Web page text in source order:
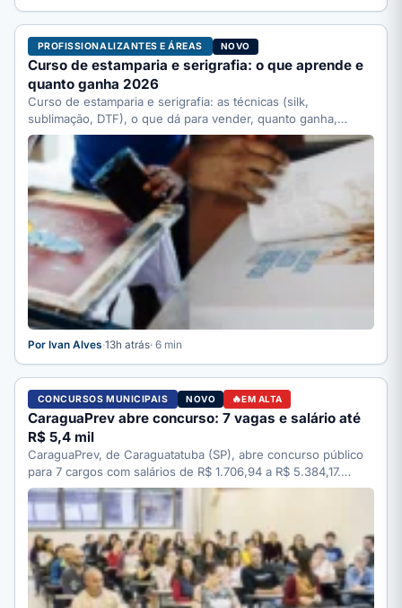
PROFISSIONALIZANTES E ÁREAS NOVO
Curso de estamparia e serigrafia: o que aprende e
quanto ganha 2026
Curso de estamparia e serigrafia: as técnicas (silk,
sublimação, DTF), o que dá para vender, quanto ganha,
quanto…
Por Ivan Alves·13h atrás· 6 min
CONCURSOS MUNICIPAIS NOVO EM ALTA
CaraguaPrev abre concurso: 7 vagas e salário até
R$ 5,4 mil
CaraguaPrev, de Caraguatatuba (SP), abre concurso público
para 7 cargos com salários de R$ 1.706,94 a R$ 5.384,17.…